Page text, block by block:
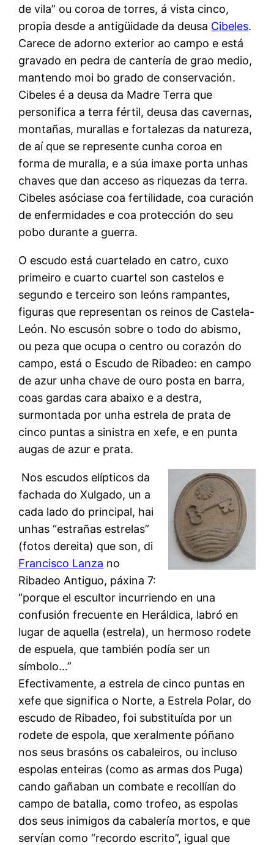
de vila” ou coroa de torres, á vista cinco,
propia desde a antigüidade da deusa Cibeles.
Carece de adorno exterior ao campo e está
gravado en pedra de cantería de grao medio,
mantendo moi bo grado de conservación.
Cibeles é a deusa da Madre Terra que
personifica a terra fértil, deusa das cavernas,
montañas, murallas e fortalezas da natureza,
de aí que se represente cunha coroa en
forma de muralla, e a súa imaxe porta unhas
chaves que dan acceso as riquezas da terra.
Cibeles asóciase coa fertilidade, coa curación
de enfermidades e coa protección do seu
pobo durante a guerra.
O escudo está cuartelado en catro, cuxo
primeiro e cuarto cuartel son castelos e
segundo e terceiro son leóns rampantes,
figuras que representan os reinos de Castela-
León. No escusón sobre o todo do abismo,
ou peza que ocupa o centro ou corazón do
campo, está o Escudo de Ribadeo: en campo
de azur unha chave de ouro posta en barra,
coas gardas cara abaixo e a destra,
surmontada por unha estrela de prata de
cinco puntas a sinistra en xefe, e en punta
augas de azur e prata.
Nos escudos elípticos da
fachada do Xulgado, un a
cada lado do principal, hai
unhas “estrañas estrelas”
(fotos dereita) que son, di
Francisco Lanza no
Ribadeo Antiguo, páxina 7:
“porque el escultor incurriendo en una
confusión frecuente en Heráldica, labró en
lugar de aquella (estrela), un hermoso rodete
de espuela, que también podía ser un
símbolo…”
Efectivamente, a estrela de cinco puntas en
xefe que significa o Norte, a Estrela Polar, do
escudo de Ribadeo, foi substituída por un
rodete de espola, que xeralmente póñano
nos seus brasóns os cabaleiros, ou incluso
espolas enteiras (como as armas dos Puga)
cando gañaban un combate e recollían do
campo de batalla, como trofeo, as espolas
dos seus inimigos da cabalería mortos, e que
servían como “recordo escrito”, igual que